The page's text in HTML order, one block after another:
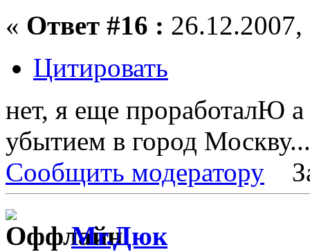
« Ответ #16 :
Цитировать
нет, я еще проработалЮ а
убытием в город Москву...
Сообщить модератору
Mr.Дюк